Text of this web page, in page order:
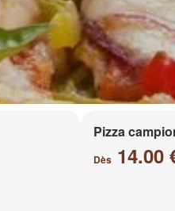
Pizza
Dès 14.00